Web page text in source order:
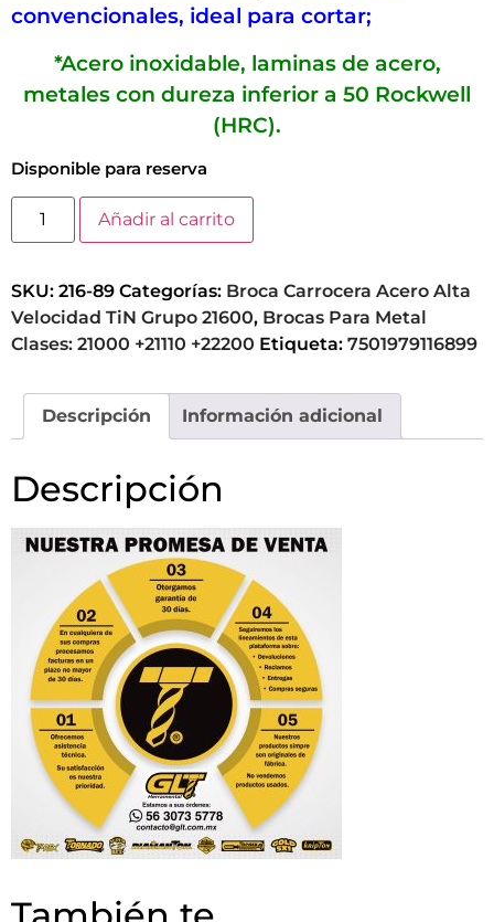
convencionales, ideal para cortar;
*Acero inoxidable, laminas de acero,
metales con dureza inferior a 50 Rockwell
(HRC).
Disponible para reserva
Añadir al carrito
SKU: 216-89 Categorías: Broca Carrocera Acero Alta
Velocidad TiN Grupo 21600, Brocas Para Metal
Clases: 21000 +21110 +22200 Etiqueta: 7501979116899
Descripción Información adicional
Descripción